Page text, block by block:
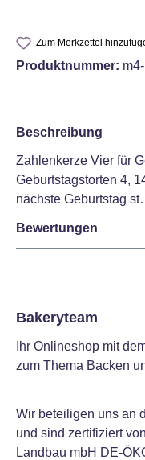
Zum Merkzettel
Produktnummer:
Beschreibung
Zahlenkerze Vier für
Geburtstagstorten 4,
nächste Geburtstag
Bewertungen
Bakeryteam
Ihr Onlineshop mit
zum Thema Backen
Wir beteiligen uns an
und sind zertifiziert
Landbau mbH DE-